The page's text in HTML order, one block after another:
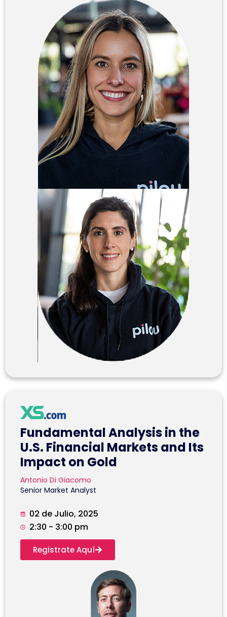
Fundamental Analysis in the
U.S. Financial Markets and Its
Impact on Gold
Antonio Di Giacomo
Senior Market Analyst
02 de Julio, 2025
2:30 - 3:00 pm
Registrate Aquí